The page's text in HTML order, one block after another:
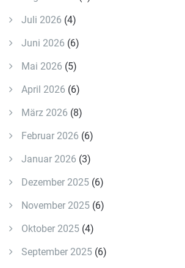
Juli 2026 (4)
Juni 2026 (6)
Mai 2026 (5)
April 2026 (6)
März 2026 (8)
Februar 2026 (6)
Januar 2026 (3)
Dezember 2025 (6)
November 2025 (6)
Oktober 2025 (4)
September 2025 (6)